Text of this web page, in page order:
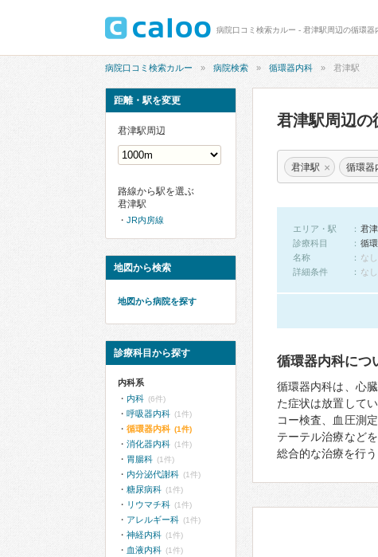
病院口コミ検索カルー - 君津駅周辺の循環
病院口コミ検索カルー 病院検索 循環器内科 君津駅
君津駅周辺の
君津駅 × 循環器
エリア・駅
君
診療科目
循
名称
なし
詳細条件
な
循環器内科につ
循環器内科は、心
た症状は放置して
コー検査、血圧測
テーテル治療など
総合的な治療を行
距離・駅を変更
君津駅周辺
路線から駅を選ぶ
君津駅
JR内房線
地図から検索
地図から病院を探す
診療科目から探す
内科系
内科 (6件)
呼吸器内科 (1件)
循環器内科 (1件)
消化器内科 (1件)
胃腸科 (1件)
内分泌代謝科 (1件)
糖尿病科 (1件)
リウマチ科 (1件)
アレルギー科 (1件)
神経内科 (1件)
血液内科 (1件)